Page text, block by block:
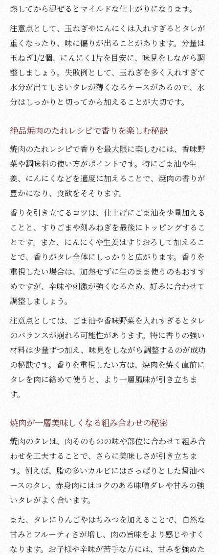
熱してから混ぜるとマイルドな仕上がりになります。
注意点として、玉ねぎやにんにくは入れすぎるとタレが
重くなったり、味に偏りが出ることがあります。分量は
玉ねぎ1/2個、にんにく1片を目安に、味見をしながら調
整しましょう。失敗例として、玉ねぎを多く入れすぎて
水分が出てしまいタレが薄くなるケースがあるので、水
分はしっかりと切ってから加えることが大切です。
絶品焼肉のたれレシピで香りを楽しむ秘訣
焼肉のたれレシピで香りを最大限に楽しむには、香味野
菜や調味料の使い方がポイントです。特にごま油や生
姜、にんにくなどを適度に加えることで、焼肉の香りが
豊かになり、食欲をそそります。
香りを引き立てるコツは、仕上げにごま油を少量加える
ことと、すりごまや刻みねぎを最後にトッピングするこ
とです。また、にんにくや生姜はすりおろして加えるこ
とで、香りがタレ全体にしっかりと広がります。香りを
重視したい場合は、加熱せずに生のまま使うのもおすす
めですが、辛味や刺激が強くなるため、好みに合わせて
調整しましょう。
注意点としては、ごま油や香味野菜を入れすぎるとタレ
のバランスが崩れる可能性があります。特に香りの強い
材料は少量ずつ加え、味見をしながら調整するのが成功
の秘訣です。香りを重視したい方は、焼肉を焼く直前に
タレを肉に絡めて使うと、より一層風味が引き立ちま
す。
焼肉が一層美味しくなる組み合わせの秘密
焼肉のタレは、肉そのものの味や部位に合わせて組み合
わせを工夫することで、さらに美味しさが引き立ちま
す。例えば、脂の多いカルビにはさっぱりとした醤油ベ
ースのタレ、赤身肉にはコクのある味噌ダレや甘みの強
いタレがよく合います。
また、タレにりんごやはちみつを加えることで、自然な
甘みとフルーティさが増し、肉の旨味をより感じやすく
なります。お子様や辛味が苦手な方には、甘みを強めた